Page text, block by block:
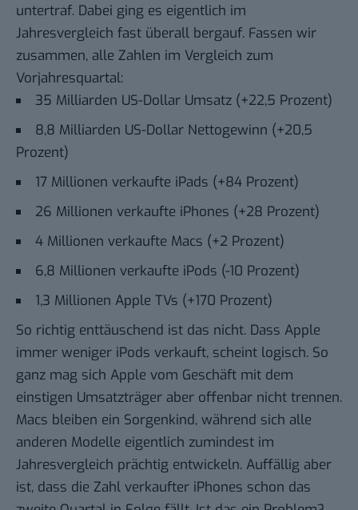
untertraf. Dabei ging es eigentlich im
Jahresvergleich fast überall bergauf. Fassen wir
zusammen, alle Zahlen im Vergleich zum
Vorjahresquartal:
35 Milliarden US-Dollar Umsatz (+22,5 Prozent)
8,8 Milliarden US-Dollar Nettogewinn (+20,5
Prozent)
17 Millionen verkaufte iPads (+84 Prozent)
26 Millionen verkaufte iPhones (+28 Prozent)
4 Millionen verkaufte Macs (+2 Prozent)
6,8 Millionen verkaufte iPods (-10 Prozent)
1,3 Millionen Apple TVs (+170 Prozent)
So richtig enttäuschend ist das nicht. Dass Apple
immer weniger iPods verkauft, scheint logisch. So
ganz mag sich Apple vom Geschäft mit dem
einstigen Umsatzträger aber offenbar nicht trennen.
Macs bleiben ein Sorgenkind, während sich alle
anderen Modelle eigentlich zumindest im
Jahresvergleich prächtig entwickeln. Auffällig aber
ist, dass die Zahl verkaufter iPhones schon das